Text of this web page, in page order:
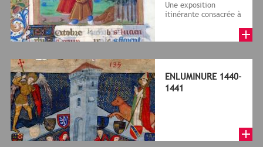
Une exposition
itinérante consacrée à
siècle d'Or,...
ENLUMINURE 1440-
1441